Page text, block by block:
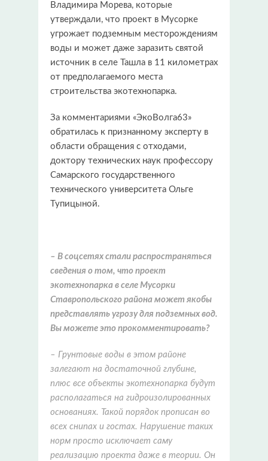
Владимира Морева, которые
утверждали, что проект в Мусорке
угрожает подземным месторождениям
воды и может даже заразить святой
источник в селе Ташла в 11 километрах
от предполагаемого места
строительства экотехнопарка.
За комментариями «ЭкоВолга63»
обратилась к признанному эксперту в
области обращения с отходами,
доктору технических наук профессору
Самарского государственного
технического университета Ольге
Тупицыной.
– В соцсетях стали распространяться
сведения о том, что проект
экотехнопарка в селе Мусорки
Ставропольского района может якобы
представлять угрозу для подземных вод.
Вы можете это прокомментировать?
– Грунтовые воды в этом районе
залегают на достаточной глубине,
плюс все объекты экотехнопарка будут
располагаться на гидроизолированных
основаниях. Такой порядок прописан во
всех снипах и гостах. Нарушение таких
норм просто исключает саму
реализацию проекта даже в теории. Он